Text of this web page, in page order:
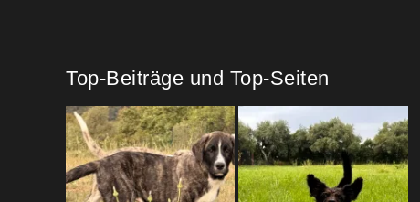
Top-Beiträge und Top-Seiten